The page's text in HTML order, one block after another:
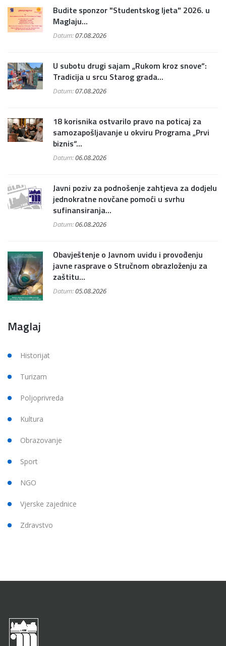
Budite sponzor "Studentskog ljeta" 2026. u
Maglaju...
Datum:07.08.2026
U subotu drugi sajam „Rukom kroz snove“:
Tradicija u srcu Starog grada...
Datum:07.08.2026
18 korisnika ostvarilo pravo na poticaj za
samozapošljavanje u okviru Programa „Prvi
biznis“...
Datum:06.08.2026
Javni poziv za podnošenje zahtjeva za dodjelu
jednokratne novčane pomoći u svrhu
sufinansiranja...
Datum:06.08.2026
Obavještenje o Javnom uvidu i provođenju
javne rasprave o Stručnom obrazloženju za
zaštitu...
Datum:05.08.2026
Maglaj
Historijat
Turizam
Poljoprivreda
Kultura
Obrazovanje
Sport
NGO
Vjerske zajednice
Zdravstvo